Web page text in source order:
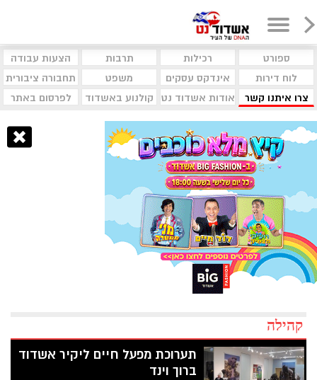
ספורט רכילות תרבות
הצעות עבודה
לוח דירות
אינדקס עסקים משפט
תחבורה ציבורית
צרו איתנו קשר
אודות אשדוד נט קולנוע באשדוד לפרסום באתר
קהילה
תערוכת מפעל חיים ליקיר אשדוד
ברוך וינד